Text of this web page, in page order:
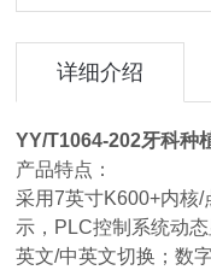
详细介绍
YY/T1064-202牙科种
产品特点：
采用7英寸K600+内核
示，PLC控制系统动
英文/中英文切换；数